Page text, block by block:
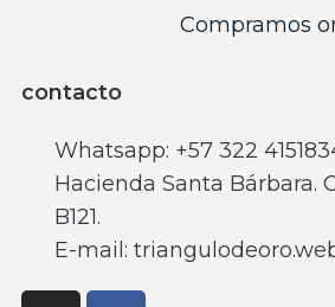
Compramos
contacto
Whatsapp: ‪+57 322
Hacienda Santa Bárbara.
B121.
E-mail: